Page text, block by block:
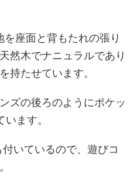
座面と背もたれの張り
然木でナニュラルであり
持たせています。
ズの後ろのようにポケッ
ます。
いているので、遊びコ